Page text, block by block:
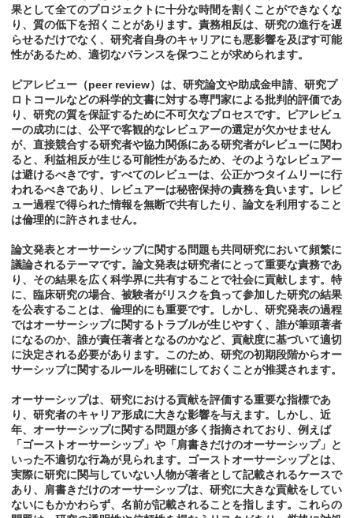
果として全てのプロジェクトに十分な時間を割くことができなくな
り、質の低下を招くことがあります。責務相反は、研究の進行を遅
らせるだけでなく、研究者自身のキャリアにも悪影響を及ぼす可能
性があるため、適切なバランスを保つことが求められます。
ピアレビュー（peer review）は、研究論文や助成金申請、研究プ
ロトコールなどの科学的文書に対する専門家による批判的評価であ
り、研究の質を保証するために不可欠なプロセスです。ピアレビュ
ーの成功には、公平で客観的なレビュアーの選定が欠かせません
が、直接競合する研究者や協力関係にある研究者がレビューに関わ
ると、利益相反が生じる可能性があるため、そのようなレビュアー
は避けるべきです。すべてのレビューは、公正かつタイムリーに行
われるべきであり、レビュアーは秘密保持の責務を負います。レビ
ュー過程で得られた情報を無断で共有したり、論文を利用すること
は倫理的に許されません。
論文発表とオーサーシップに関する問題も共同研究において頻繁に
議論されるテーマです。論文発表は研究者にとって重要な責務であ
り、その結果を広く科学界に共有することで社会に貢献します。特
に、臨床研究の場合、被験者がリスクを負って参加した研究の結果
を公表することは、倫理的にも重要です。しかし、研究発表の過程
ではオーサーシップに関するトラブルが生じやすく、誰が筆頭著者
になるのか、誰が責任著者となるのかなど、貢献度に基づいて適切
に決定される必要があります。このため、研究の初期段階からオー
サーシップに関するルールを明確にしておくことが推奨されます。
オーサーシップは、研究における貢献を評価する重要な指標であ
り、研究者のキャリア形成に大きな影響を与えます。しかし、近
年、オーサーシップに関する問題が多く指摘されており、例えば
「ゴーストオーサーシップ」や「肩書きだけのオーサーシップ」と
いった不適切な行為が見られます。ゴーストオーサーシップとは、
実際に研究に関与していない人物が著者として記載されるケースで
あり、肩書きだけのオーサーシップは、研究に大きな貢献をしてい
ないにもかかわらず、名前が記載されることを指します。これらの